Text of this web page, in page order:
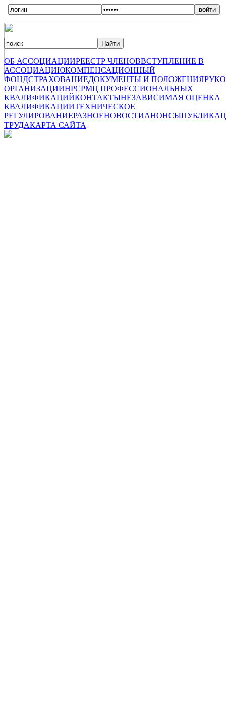
ОБ АССОЦИАЦИИРЕЕСТР ЧЛЕНОВВСТУПЛЕНИЕ В
АССОЦИАЦИЮКОМПЕНСАЦИОННЫЙ
ФОНДСТРАХОВАНИЕДОКУМЕНТЫ И ПОЛОЖЕНИЯ
ОРГАНИЗАЦИИНРСРМЦ ПРОФЕССИОНАЛЬНЫХ
КВАЛИФИКАЦИЙКОНТАКТЫНЕЗАВИСИМАЯ ОЦЕНКА
КВАЛИФИКАЦИИТЕХНИЧЕСКОЕ
РЕГУЛИРОВАНИЕРАЗНОЕНОВОСТИАНОНСЫ
ТРУДАКАРТА САЙТА